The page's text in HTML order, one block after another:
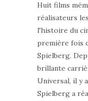
Huit films
réalisateurs
l'histoire du
première fois
Spielberg.
brillante
Universal, il y
Spielberg a